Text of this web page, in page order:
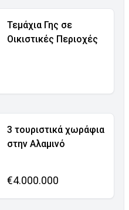
Τεμάχια Γης σε
Οικιστικές Περιοχές
3 τουριστικά χωράφια
στην Αλαμινό
€4.000.000